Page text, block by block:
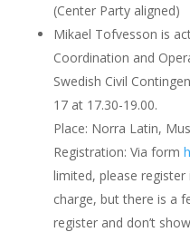
(Center Party aligned)
Mikael Tofvesson is
Coordination and
Swedish Civil
17 at 17.30-19.00.
Place: Norra Latin,
Registration: Via form
limited, please
charge, but there is a
register and don’t